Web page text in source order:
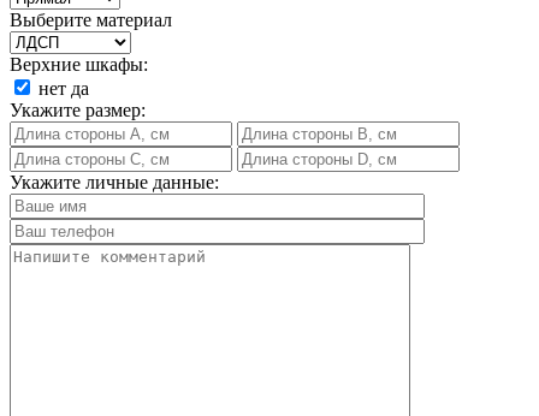
Выберите материал
Верхние шкафы:
нет да
Укажите размер:
Укажите личные данные: